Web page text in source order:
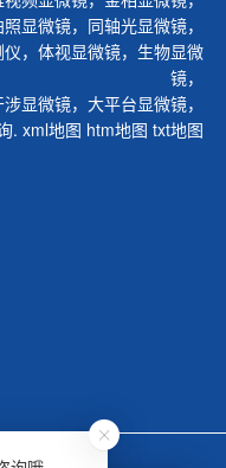
照显微镜， 同轴光显微镜，
仪， 体视显微镜， 生物显微
镜，
显微镜， 大平台显微镜，
. xml地图 htm地图 txt地图